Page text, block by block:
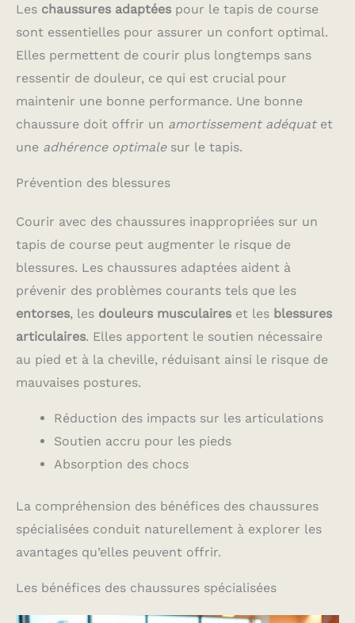
Les chaussures adaptées pour le tapis de course
sont essentielles pour assurer un confort optimal.
Elles permettent de courir plus longtemps sans
ressentir de douleur, ce qui est crucial pour
maintenir une bonne performance. Une bonne
chaussure doit offrir un amortissement adéquatet
une adhérence optimalesur le tapis.
Prévention des blessures
Courir avec des chaussures inappropriées sur un
tapis de course peut augmenter le risque de
blessures. Les chaussures adaptées aident à
prévenir des problèmes courants tels que les
entorses, les douleurs musculaires et les blessures
articulaires. Elles apportent le soutien nécessaire
au pied et à la cheville, réduisant ainsi le risque de
mauvaises postures.
Réduction des impacts sur les articulations
Soutien accru pour les pieds
Absorption des chocs
La compréhension des bénéfices des chaussures
spécialisées conduit naturellement à explorer les
avantages qu’elles peuvent offrir.
Les bénéfices des chaussures spécialisées